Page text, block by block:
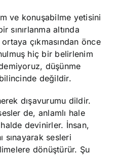
ve konuşabilme yetisini
sınırlanma altında
çıkmasından önce
hiç bir belirlenim
düşünme
bilincinde değildir.
dışavurumu dildir.
de, anlamlı hale
devinirler. İnsan,
sınayarak sesleri
dönüştürür. Şu